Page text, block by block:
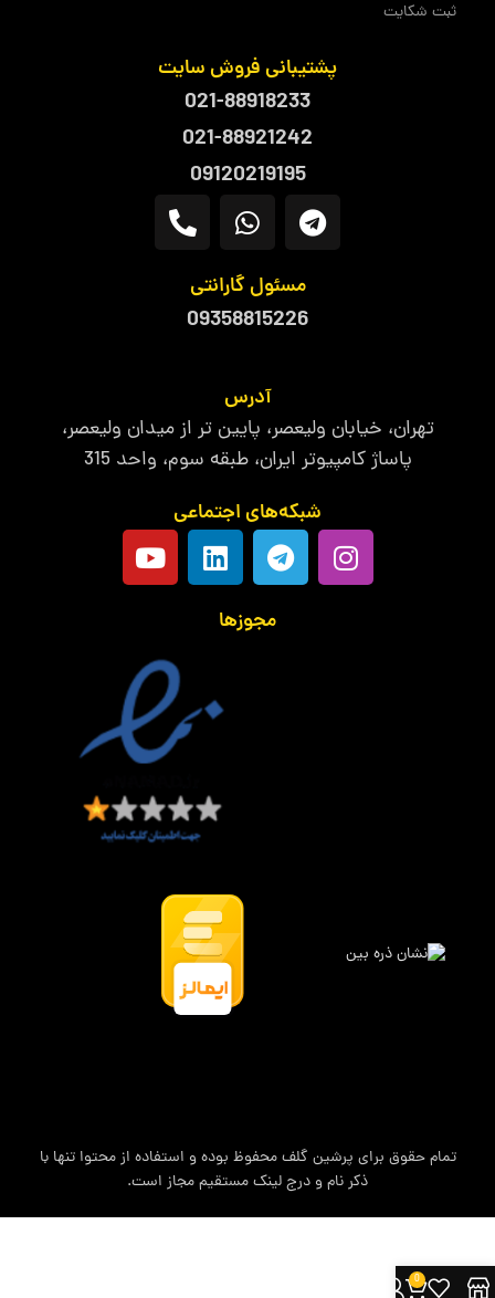
ثبت شکایت
پشتیبانی فروش سایت
021-88918233
021-88921242
09120219195
مسئول گارانتی
09358815226
آدرس
تهران، خیابان ولیعصر، پایین تر از میدان ولیعصر،
پاساژ کامپیوتر ایران، طبقه سوم، واحد 315
شبکه‌های اجتماعی
مجوزها
تمام حقوق برای پرشین گلف محفوظ بوده و استفاده از محتوا تنها با
ذکر نام و درج لینک مستقیم مجاز است.
0